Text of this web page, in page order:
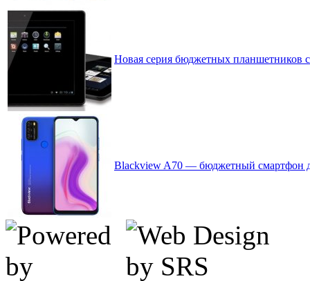
Новая серия бюджетных планшетников
Blackview A70 — бюджетный смартфон